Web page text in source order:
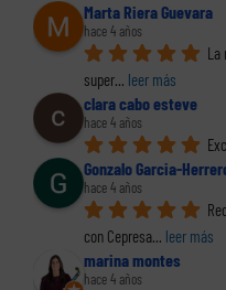
Marta Riera Guevara
hace 4 años
La
super... leer más
clara cabo esteve
hace 4 años
Gonzalo Garcia-
hace 4 años
con Cepresa... leer más
marina montes
hace 4 años